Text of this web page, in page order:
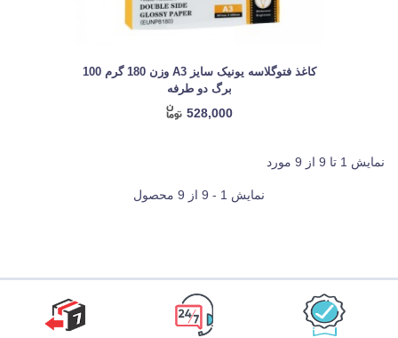
کاغذ فتوگلاسه یونیک سایز A3 وزن 180 گرم 100
برگ دو طرفه
528,000
نمایش 1 تا 9 از 9 مورد
نمایش 1 - 9 از 9 محصول